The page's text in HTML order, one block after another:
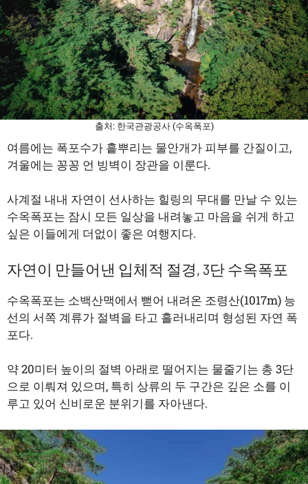
출처: 한국관광공사 (수옥폭포)
여름에는 폭포수가 흩뿌리는 물안개가 피부를 간질이고,
겨울에는 꽁꽁 언 빙벽이 장관을 이룬다.
사계절 내내 자연이 선사하는 힐링의 무대를 만날 수 있는
수옥폭포는 잠시 모든 일상을 내려놓고 마음을 쉬게 하고
싶은 이들에게 더없이 좋은 여행지다.
자연이 만들어낸 입체적 절경, 3단 수옥폭포
수옥폭포는 소백산맥에서 뻗어 내려온 조령산(1017m) 능
선의 서쪽 계류가 절벽을 타고 흘러내리며 형성된 자연 폭
포다.
약 20미터 높이의 절벽 아래로 떨어지는 물줄기는 총 3단
으로 이뤄져 있으며, 특히 상류의 두 구간은 깊은 소를 이
루고 있어 신비로운 분위기를 자아낸다.